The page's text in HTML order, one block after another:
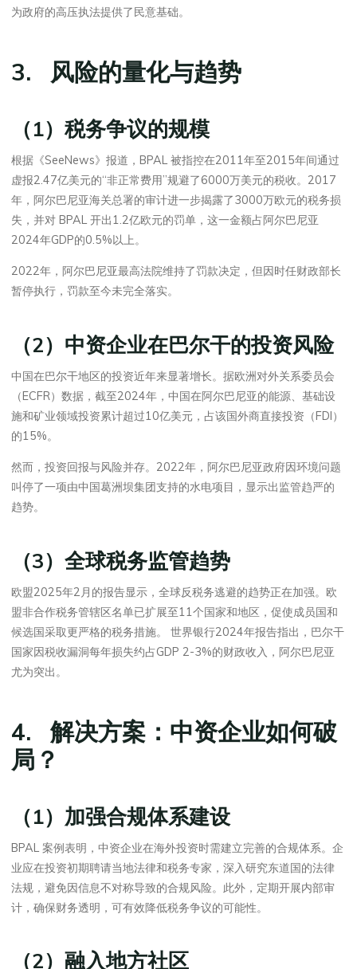
为政府的高压执法提供了民意基础。
3. 风险的量化与趋势
（1）税务争议的规模
根据《SeeNews》报道，BPAL 被指控在2011年至2015年间通过
虚报2.47亿美元的“非正常费用”规避了6000万美元的税收。2017
年，阿尔巴尼亚海关总署的审计进一步揭露了3000万欧元的税务损
失，并对 BPAL 开出1.2亿欧元的罚单，这一金额占阿尔巴尼亚
2024年GDP的0.5%以上。
2022年，阿尔巴尼亚最高法院维持了罚款决定，但因时任财政部长
暂停执行，罚款至今未完全落实。
（2）中资企业在巴尔干的投资风险
中国在巴尔干地区的投资近年来显著增长。据欧洲对外关系委员会
（ECFR）数据，截至2024年，中国在阿尔巴尼亚的能源、基础设
施和矿业领域投资累计超过10亿美元，占该国外商直接投资（FDI）
的15%。
然而，投资回报与风险并存。2022年，阿尔巴尼亚政府因环境问题
叫停了一项由中国葛洲坝集团支持的水电项目，显示出监管趋严的
趋势。
（3）全球税务监管趋势
欧盟2025年2月的报告显示，全球反税务逃避的趋势正在加强。欧
盟非合作税务管辖区名单已扩展至11个国家和地区，促使成员国和
候选国采取更严格的税务措施。 世界银行2024年报告指出，巴尔干
国家因税收漏洞每年损失约占GDP 2-3%的财政收入，阿尔巴尼亚
尤为突出。
4. 解决方案：中资企业如何破
局？
（1）加强合规体系建设
BPAL 案例表明，中资企业在海外投资时需建立完善的合规体系。企
业应在投资初期聘请当地法律和税务专家，深入研究东道国的法律
法规，避免因信息不对称导致的合规风险。此外，定期开展内部审
计，确保财务透明，可有效降低税务争议的可能性。
（2）融入地方社区